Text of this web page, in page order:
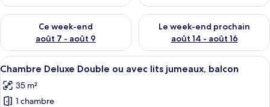
Ce week-end
août 7 - août 9
Vérifier la disponibilité pour ce week-end août 7 - août 9
Le week-end prochain
août 14 - août 16
Vérifier la disponibilité pour
Afficher
toutes
les
photos
Une chambre d’hôtel avec un
2
Chambre Deluxe Double ou avec lits jumeaux, balcon
35 m²
1 chambre